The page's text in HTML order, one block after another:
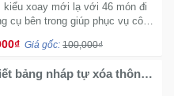
kiểu xoay mới lạ với 46 món đi
cụ bên trong giúp phục vụ công
Giá gốc: 100,000₫
bảng nháp tự xóa thông
LCD 8.5 inch TT222